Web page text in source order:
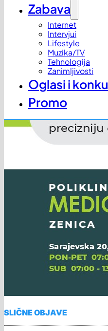
Zabava
Internet
Intervjui
Lifestyle
Muzika/TV
Tehnologija
Zanimljivosti
Oglasi i
Promo
SLIČNE OBJAVE